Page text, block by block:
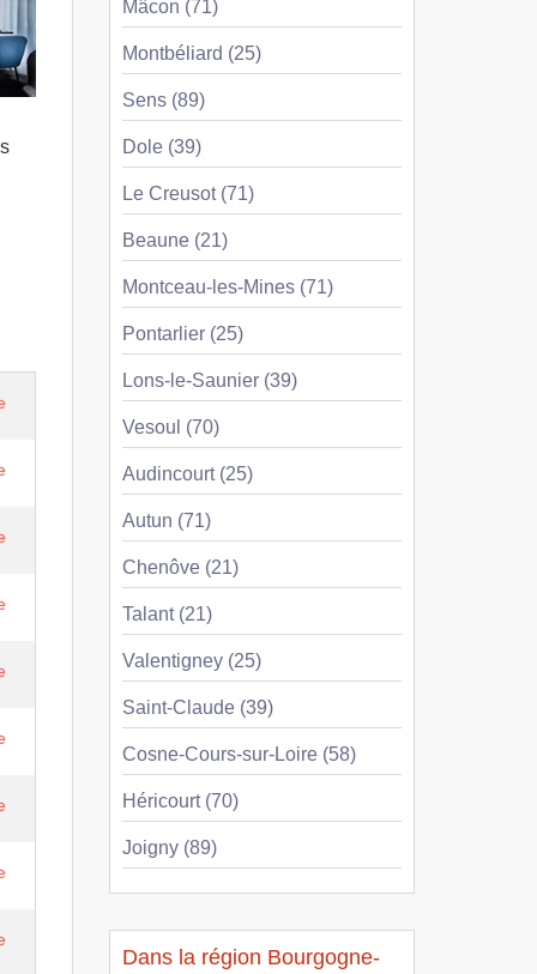
Mâcon (71)
Montbéliard (25)
Sens (89)
Dole (39)
Le Creusot (71)
Beaune (21)
Montceau-les-Mines (71)
Pontarlier (25)
Lons-le-Saunier (39)
Vesoul (70)
Audincourt (25)
Autun (71)
Chenôve (21)
Talant (21)
Valentigney (25)
Saint-Claude (39)
Cosne-Cours-sur-Loire (58)
Héricourt (70)
Joigny (89)
Dans la région Bourgogne-